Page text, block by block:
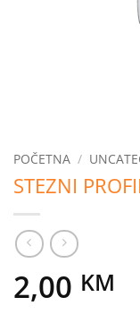
POČETNA /
STEZNI
2,00 KM